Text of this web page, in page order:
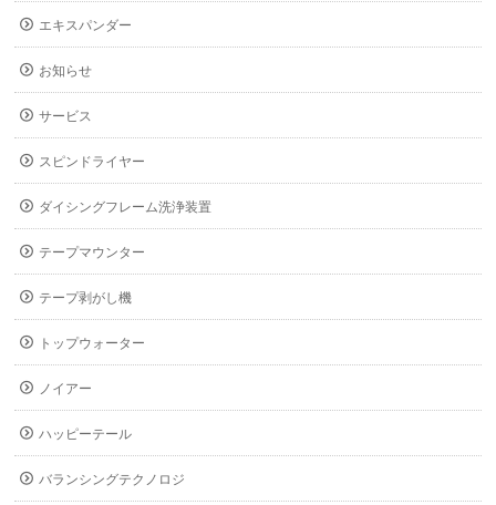
エキスパンダー
お知らせ
サービス
スピンドライヤー
ダイシングフレーム洗浄装置
テープマウンター
テープ剥がし機
トップウォーター
ノイアー
ハッピーテール
バランシングテクノロジ